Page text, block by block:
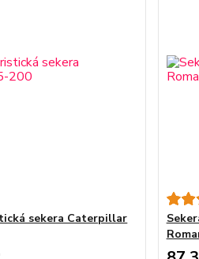
sekera Caterpillar